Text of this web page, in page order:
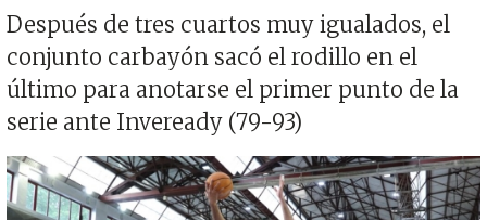
Después de tres cuartos muy igualados, el
conjunto carbayón sacó el rodillo en el
último para anotarse el primer punto de la
serie ante Inveready (79-93)
Imagen